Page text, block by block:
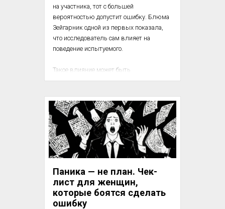
на участника, тот с большей
вероятностью допустит ошибку. Блюма
Зейгарник одной из первых показала,
что исследователь сам влияет на
поведение испытуемого.
Такое влияние может быть
непреднамеренным, но оно искажает
нейтральным. Это стало отправной
точкой для осмысления роли
наблюдателя в эксперименте.
В этом фрагменте из нашей Базы
знаний — об экспериментах Зейгарник и
психологии. Читатель узнает, как
строить исследов...
Паника — не план. Чек-
лист для женщин,
которые боятся сделать
ошибку